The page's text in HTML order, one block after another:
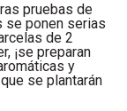
pruebas de
se ponen serias
de 2
¡se preparan
y
se plantarán